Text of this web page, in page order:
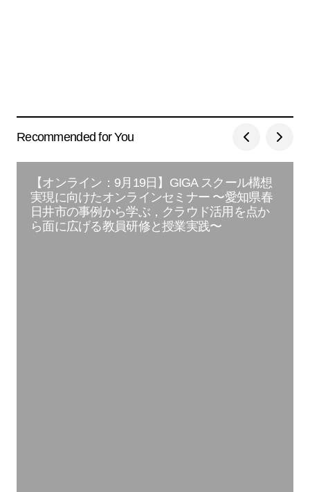
Recommended for You
【オンライン：9月19日】GIGA スクール構想
実現に向けたオンラインセミナー 〜愛知県春
日井市の事例から学ぶ，クラウド活用を点か
ら面に広げる教員研修と授業実践〜